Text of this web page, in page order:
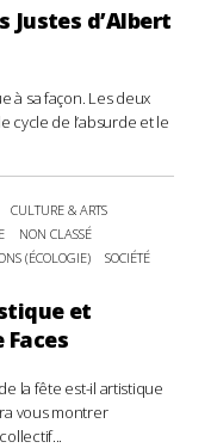
Justes d’Albert
à sa façon. Les deux
cycle de l’absurde et le
CULTURE & ARTS
NON CLASSÉ
(ÉCOLOGIE)
SOCIÉTÉ
et
la fête est-il artistique
vous montrer